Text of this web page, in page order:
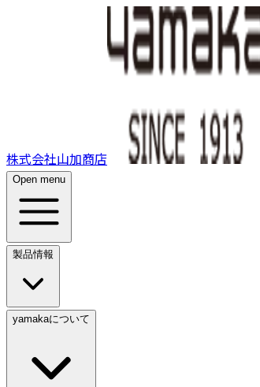
株式会社山加商店
Open menu
製品情報
yamakaについて